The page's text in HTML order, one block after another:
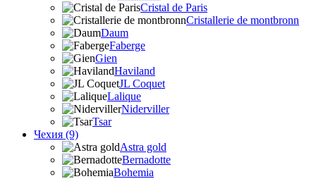
Cristal de Paris
Cristallerie de montbronn
Daum
Faberge
Gien
Haviland
JL Coquet
Lalique
Niderviller
Tsar
Чехия (9)
Astra gold
Bernadotte
Bohemia